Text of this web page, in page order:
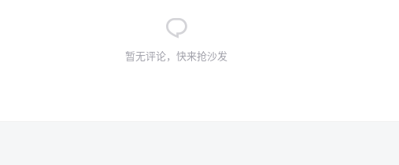
暂无评论，快来抢沙发